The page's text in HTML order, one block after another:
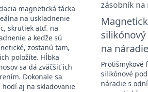
magnetická tácka
na uskladnenie
skrutiek atď. na
a keďže sú
zostanú tam,
položíte. Hĺbka
sa dá zväčšiť ich
Dokonale sa
hodí aj na skladovanie
na náradie
Protišmykové
silikónové
náradie s